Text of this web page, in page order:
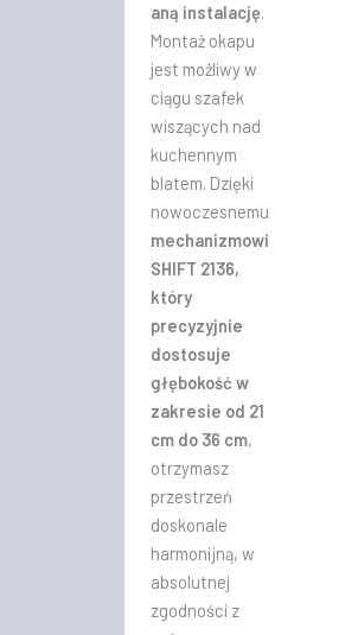
aną instalację.
Montaż okapu
jest możliwy w
ciągu szafek
wiszących nad
kuchennym
blatem. Dzięki
nowoczesnemu
mechanizmowi
SHIFT 2136,
który
precyzyjnie
dostosuje
głębokość w
zakresie od 21
cm do 36 cm,
otrzymasz
przestrzeń
doskonale
harmonijną, w
absolutnej
zgodności z